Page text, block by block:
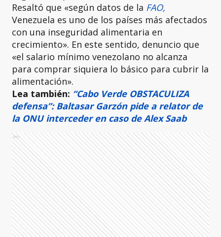
Resaltó que «según datos de la FAO,
Venezuela es uno de los países más afectados
con una inseguridad alimentaria en
crecimiento». En este sentido, denuncio que
«el salario mínimo venezolano no alcanza
para comprar siquiera lo básico para cubrir la
alimentación».
Lea también: “Cabo Verde OBSTACULIZA
defensa”: Baltasar Garzón pide a relator de
la ONU interceder en caso de Alex Saab
Ads